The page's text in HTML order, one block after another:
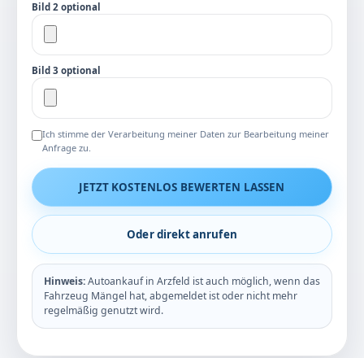
Bild 2 optional
Bild 3 optional
Ich stimme der Verarbeitung meiner Daten zur Bearbeitung meiner
Anfrage zu.
JETZT KOSTENLOS BEWERTEN LASSEN
Oder direkt anrufen
Hinweis:Autoankauf in Arzfeld ist auch möglich, wenn das
Fahrzeug Mängel hat, abgemeldet ist oder nicht mehr
regelmäßig genutzt wird.